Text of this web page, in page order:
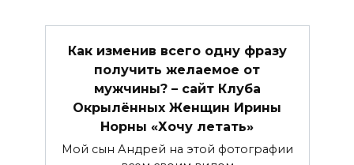
Как изменив всего одну фразу
получить желаемое от
мужчины? – сайт Клуба
Окрылённых Женщин Ирины
Норны «Хочу летать»
Мой сын Андрей на этой фотографии